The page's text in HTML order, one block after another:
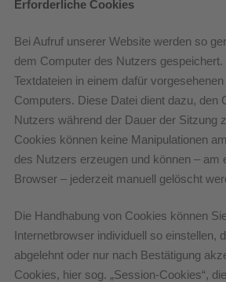
Erforderliche Cookies
Bei Aufruf unserer Website werden so
dem Computer des Nutzers
Textdateien in einem dafür
Computers. Diese Datei dient dazu, den
Nutzers während der Dauer der Sitzung
Cookies können keine Manipulationen
des Nutzers erzeugen und können – am
Browser – jederzeit manuell gelöscht
Die Handhabung von Cookies können
Internetbrowser individuell so einstellen,
abgelehnt oder nur nach Bestätigung
Cookies, hier sog. „Session-Cookies“,